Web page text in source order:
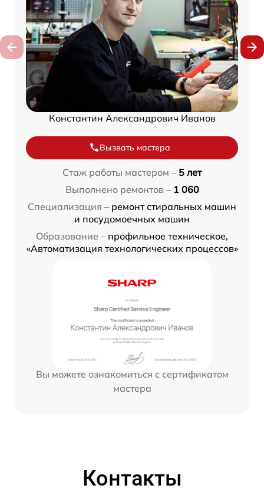
Константин Александрович Иванов
Вызвать мастера
Стаж работы мастером – 5 лет
Выполнено ремонтов – 1 060
Специализация – ремонт стиральных машин
и посудомоечных машин
Образование – профильное техническое,
«Автоматизация технологических процессов»
Вы можете ознакомиться с сертификатом
мастера
Контакты